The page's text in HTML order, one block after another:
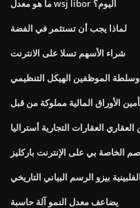
ما هو معدل wsj libor اليوم؟
لماذا يجب أن تستثمر في الفضة
شراء الأسهم تسلا على الانترنت
الموظفين الهيكل التنظيمي
العقارات التجارية أستراليا
بي على الإنترنت باركليز
الفلبينية بيزو الرسم البياني التاريخي
يضاعف معدل النمو آلة حاسبة